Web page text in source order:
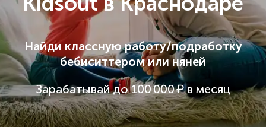
Найди классную работу/подработку
бебиситтером или няней
Зарабатывай до 100 000 ₽ в месяц